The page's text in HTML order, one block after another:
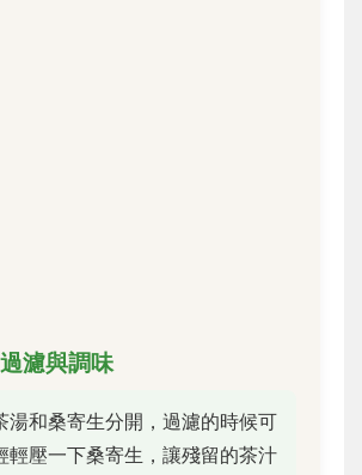
濾與調味
湯和桑寄生分開，過濾的時候可
輕壓一下桑寄生，讓殘留的茶汁